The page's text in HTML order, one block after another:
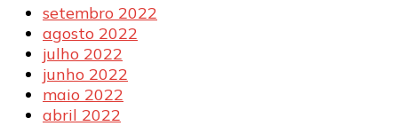
setembro 2022
agosto 2022
julho 2022
junho 2022
maio 2022
abril 2022